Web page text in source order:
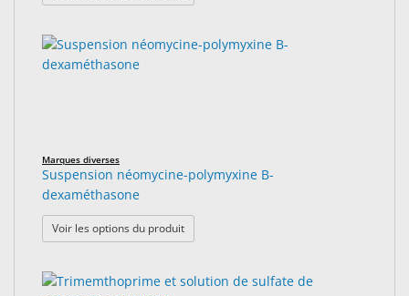
Marques diverses
Suspension néomycine-polymyxine B-
dexaméthasone
Voir les options du produit: Suspension néomycine-polymyxine B-